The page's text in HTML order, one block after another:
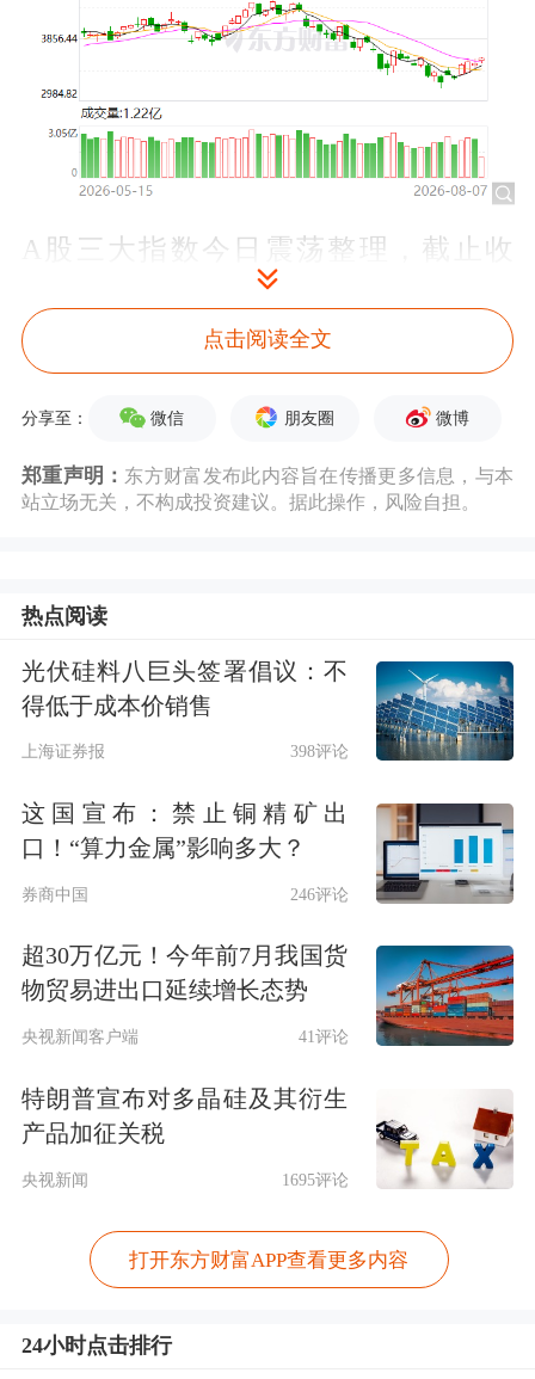
A股三大指数今日震荡整理，截止收
盘，沪指跌0.03%，收报3503.78点；深
证成指跌0.22%，收报10720.81点；创
亿。
化学制药、 汽车零
教育、中药板块涨幅居前，保险、
股方面，上涨股票数量接近3300只，近
点击阅读全文
分享至： 微信 朋友圈 微博
郑重声明： 东方财富发布此内容旨在传播更多信息，与本
站立场无关，不构成投资建议。据此操作，风险自担。
热点阅读
光伏硅料八巨头签署倡议：不
得低于成本价销售
上海证券报 398评论
这国宣布：禁止铜精矿出
口！“算力金属”影响多大？
券商中国 246评论
超30万亿元！今年前7月我国货
物贸易进出口延续增长态势
央视新闻客户端 41评论
特朗普宣布对多晶硅及其衍生
产品加征关税
央视新闻 1695评论
打开东方财富APP查看更多内容
24小时点击排行